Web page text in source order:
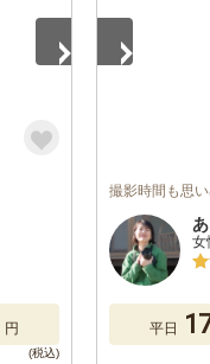
円
撮影時間も思
女
平日